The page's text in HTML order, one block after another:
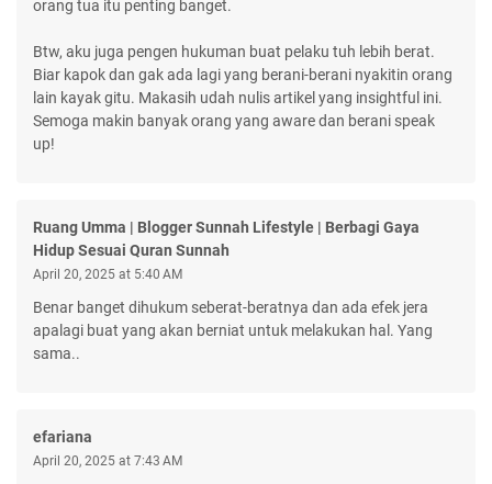
orang tua itu penting banget.
Btw, aku juga pengen hukuman buat pelaku tuh lebih berat.
Biar kapok dan gak ada lagi yang berani-berani nyakitin orang
lain kayak gitu. Makasih udah nulis artikel yang insightful ini.
Semoga makin banyak orang yang aware dan berani speak
up!
Ruang Umma | Blogger Sunnah Lifestyle | Berbagi Gaya
Hidup Sesuai Quran Sunnah
April 20, 2025 at 5:40 AM
Benar banget dihukum seberat-beratnya dan ada efek jera
apalagi buat yang akan berniat untuk melakukan hal. Yang
sama..
efariana
April 20, 2025 at 7:43 AM